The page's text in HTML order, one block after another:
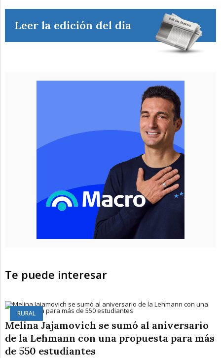
Leer la edición del día
Te puede interesar
RURAL
Melina Jajamovich se sumó al aniversario
de la Lehmann con una propuesta para más
de 550 estudiantes